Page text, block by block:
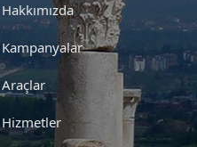
Hakkımızda
Kampanyalar
Araçlar
Hizmetler